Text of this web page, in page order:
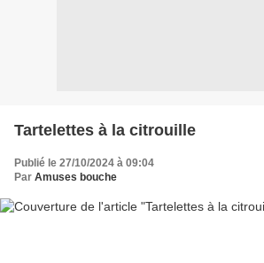
Tartelettes à la citrouille
Publié le 27/10/2024 à 09:04
Par Amuses bouche